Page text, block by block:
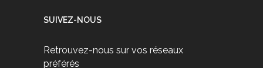
SUIVEZ-NOUS
Retrouvez-nous sur vos réseaux
préférés